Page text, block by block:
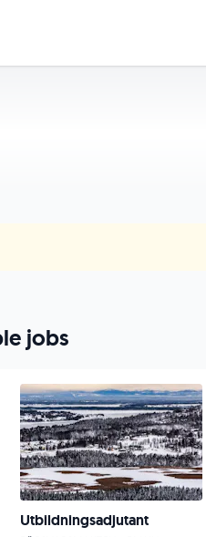
jobs
Utbildningsadjutant